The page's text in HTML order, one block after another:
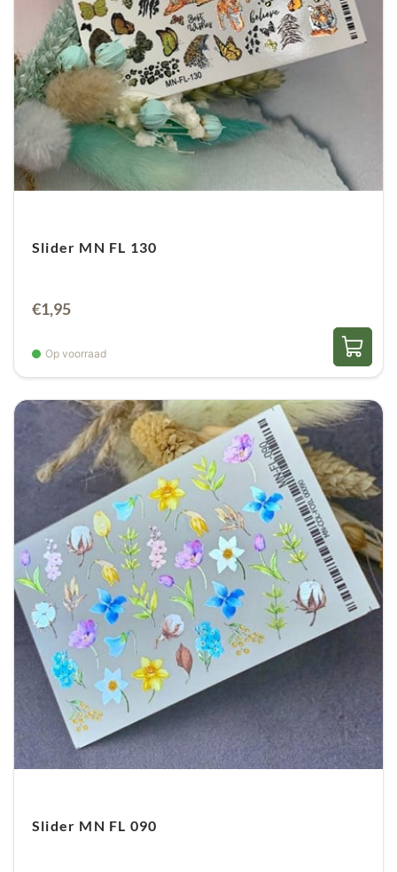
Lak de hele nagel af met dun laagje long en
strong, daarna met de gewenste top coat.
Bij de 3D sliders ook aflakken, maar maak met
een schoon gel penseel de slider schoon van
overtollige topgel. Dan blijft het 3D effect
behouden.
Slider MN FL 130
€1,95
Op voorraad
Slider MN FL 090